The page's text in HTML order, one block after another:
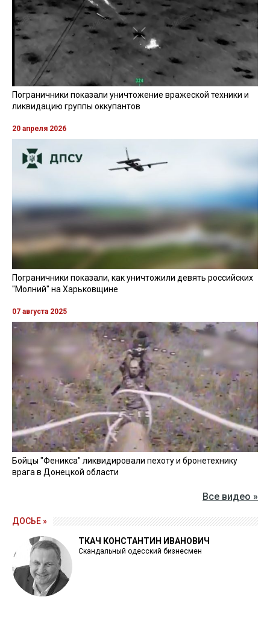
Пограничники показали уничтожение вражеской техники и
ликвидацию группы оккупантов
20 апреля 2026
Пограничники показали, как уничтожили девять российских
"Молний" на Харьковщине
07 августа 2025
Бойцы "Феникса" ликвидировали пехоту и бронетехнику
врага в Донецкой области
Все видео »
ДОСЬЕ »
ТКАЧ КОНСТАНТИН ИВАНОВИЧ
Скандальный одесский бизнесмен